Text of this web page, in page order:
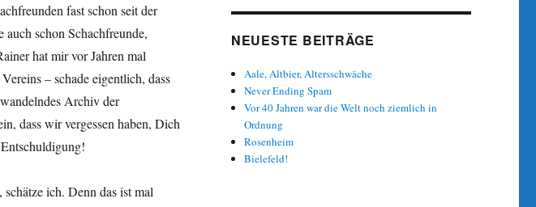
fast schon seit der
auch schon Schachfreunde,
hat mir vor Jahren mal
– schade eigentlich, dass
Archiv der
dass wir vergessen haben, Dich
ich. Denn das ist mal
NEUESTE BEITRÄGE
Aale, Altbier, Altersschwäche
Never Ending Spam
Vor 40 Jahren war die Welt noch ziemlich in
Ordnung
Rosenheim
Bielefeld!